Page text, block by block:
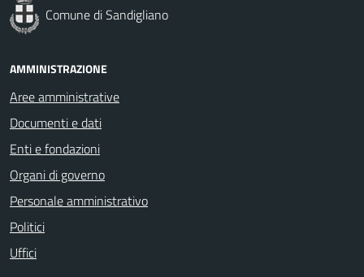
Comune di Sandigliano
AMMINISTRAZIONE
Aree amministrative
Documenti e dati
Enti e fondazioni
Organi di governo
Personale amministrativo
Politici
Uffici